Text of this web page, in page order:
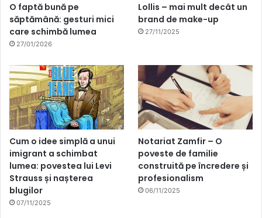
O faptă bună pe
săptămână: gesturi mici
care schimbă lumea
27/01/2026
Lollis – mai mult decât un
brand de make-up
27/11/2025
Cum o idee simplă a unui
imigrant a schimbat
lumea: povestea lui Levi
Strauss și nașterea
blugilor
07/11/2025
Notariat Zamfir – O
poveste de familie
construită pe încredere și
profesionalism
06/11/2025